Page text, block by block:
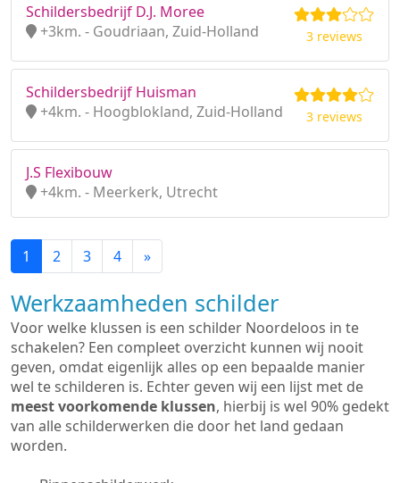
Schildersbedrijf D.J. Moree
+3km. - Goudriaan, Zuid-Holland
3 reviews
Schildersbedrijf Huisman
+4km. - Hoogblokland, Zuid-Holland
3 reviews
J.S Flexibouw
+4km. - Meerkerk, Utrecht
1 2 3 4 »
Werkzaamheden schilder
Voor welke klussen is een schilder Noordeloos in te
schakelen? Een compleet overzicht kunnen wij nooit
geven, omdat eigenlijk alles op een bepaalde manier
wel te schilderen is. Echter geven wij een lijst met de
meest voorkomende klussen, hierbij is wel 90% gedekt
van alle schilderwerken die door het land gedaan
worden.